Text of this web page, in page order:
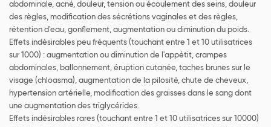
abdominale, acné, douleur, tension ou écoulement des seins, douleur
des règles, modification des sécrétions vaginales et des règles,
rétention d'eau, gonflement, augmentation ou diminution du poids.
Effets indésirables peu fréquents (touchant entre 1 et 10 utilisatrices
sur 1000) : augmentation ou diminution de l'appétit, crampes
abdominales, ballonnement, éruption cutanée, taches brunes sur le
visage (chloasma), augmentation de la pilosité, chute de cheveux,
hypertension artérielle, modification des graisses dans le sang dont
une augmentation des triglycérides.
Effets indésirables rares (touchant entre 1 et 10 utilisatrices sur 10000)